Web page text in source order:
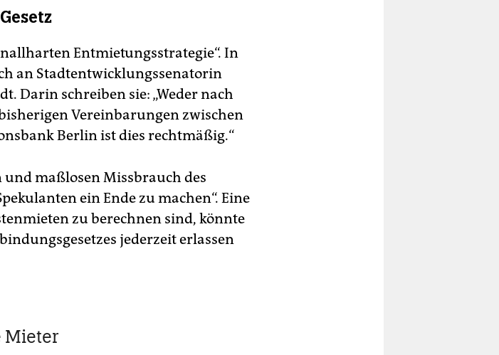
Entmietungsstrategie“. In
an Stadtentwicklungssenatorin
Darin schreiben sie: „Weder nach
Vereinbarungen zwischen
Berlin ist dies rechtmäßig.“
maßlosen Missbrauch des
ein Ende zu machen“. Eine
zu berechnen sind, könnte
jederzeit erlassen
Mieter